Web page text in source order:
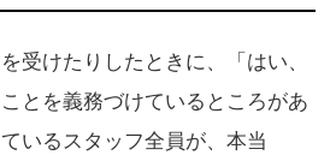
受けたりしたときに、「はい、
とを義務づけているところがあ
いるスタッフ全員が、本当